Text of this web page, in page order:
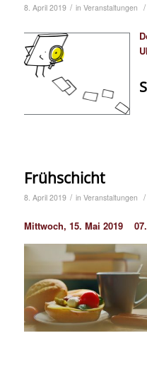
8. April 2019 / in Veranstaltungen /
Frühschicht
8. April 2019 / in Veranstaltungen /
Mittwoch, 15. Mai 2019